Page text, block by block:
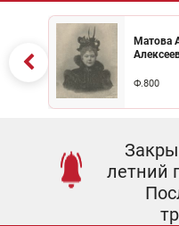
Матова
Ф.800
летний